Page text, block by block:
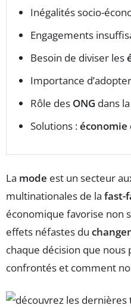
Inégalités socio-
Engagements
Besoin de diviser les
Importance
Rôle des ONG dans
Solutions :économie
La mode est un secteur
multinationales de la fast-
économique favorise non
effets néfastes du
chaque décision que
confrontés et comment